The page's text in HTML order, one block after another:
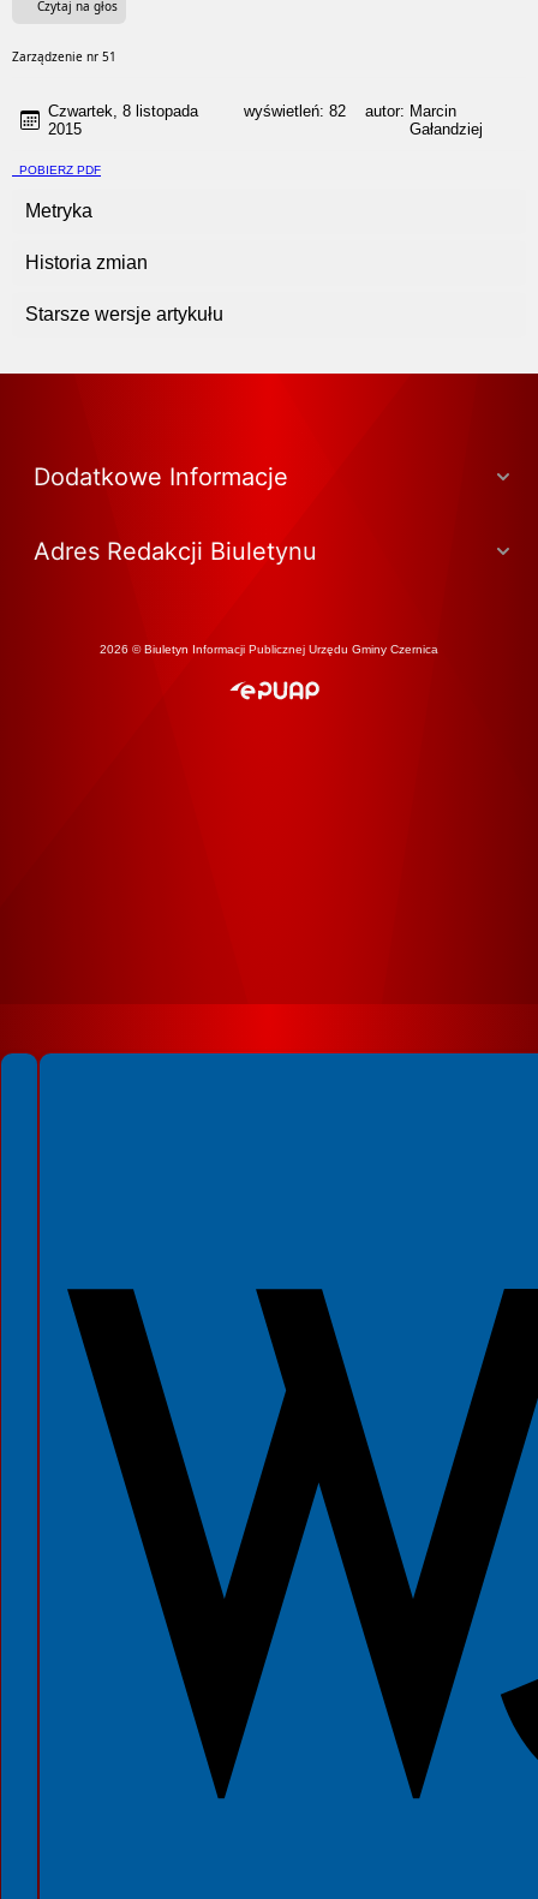
Czytaj na głos
Zarządzenie nr 51
Czwartek, 8 listopada
2015
wyświetleń: 82autor: Marcin
Gałandziej
POBIERZ PDF
Metryka
Historia zmian
Starsze wersje artykułu
Dodatkowe Informacje
Adres Redakcji Biuletynu
2026 © Biuletyn Informacji Publicznej Urzędu Gminy Czernica
Spełniamy standardy WCAG 2.2
Spełniamy standardy W3C